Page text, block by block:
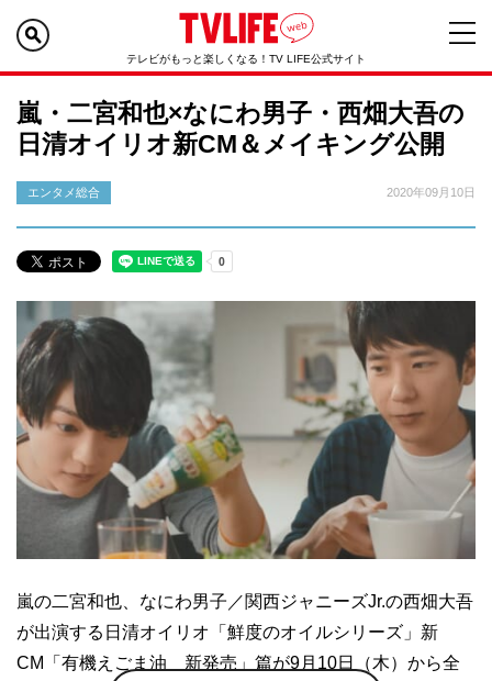
テレビがもっと楽しくなる！TV LIFE公式サイト
嵐・二宮和也×なにわ男子・西畑大吾の
日清オイリオ新CM＆メイキング公開
エンタメ総合 2020年09月10日
嵐の二宮和也、なにわ男子／関西ジャニーズJr.の西畑大吾
が出演する日清オイリオ「鮮度のオイルシリーズ」新
CM「有機えごま油 新発売」篇が9月10日（木）から全